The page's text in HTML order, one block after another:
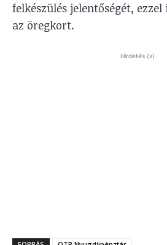
felkészülés jelentőségét,
az öregkort.
Hirdetés (x)